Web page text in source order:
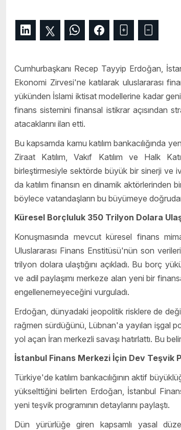
Cumhurbaşkanı Recep Tayyip Erdoğan,
Ekonomi Zirvesi'ne katılarak uluslararası
yükünden İslami iktisat modellerine kadar
finans sistemini finansal istikrar açısından
atacaklarını ilan etti.
Bu kapsamda kamu katılım bankacılığında
Ziraat Katılım, Vakıf Katılım ve Halk
birleştirmesiyle sektörde büyük bir sinerji ve
da katılım finansın en dinamik aktörlerinden
böylece vatandaşların bu büyümeye
Küresel Borçluluk 350 Trilyon Dolara
Konuşmasında mevcut küresel finans
Uluslararası Finans Enstitüsü'nün son
trilyon dolara ulaştığını açıkladı. Bu borç
ve adil paylaşımı merkeze alan yeni bir
engellenemeyeceğini vurguladı.
Erdoğan, dünyadaki jeopolitik risklere de
rağmen sürdüğünü, Lübnan'a yayılan işgal
yol açan İran merkezli savaşı hatırlattı. Bu
İstanbul Finans Merkezi İçin Dev Teşvik
Türkiye'de katılım bankacılığının aktif
yükselttiğini belirten Erdoğan, İstanbul
yeni teşvik programının detaylarını paylaştı.
Dün yürürlüğe giren kapsamlı yasal